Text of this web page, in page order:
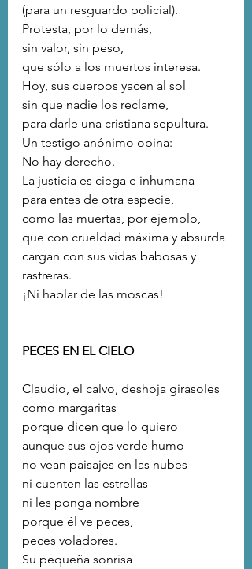
(para un resguardo policial).
Protesta, por lo demás,
sin valor, sin peso,
que sólo a los muertos interesa.
Hoy, sus cuerpos yacen al sol
sin que nadie los reclame,
para darle una cristiana sepultura.
Un testigo anónimo opina:
No hay derecho.
La justicia es ciega e inhumana
para entes de otra especie,
como las muertas, por ejemplo,
que con crueldad máxima y absurda
cargan con sus vidas babosas y
rastreras.
¡Ni hablar de las moscas!
PECES EN EL CIELO
Claudio, el calvo, deshoja girasoles
como margaritas
porque dicen que lo quiero
aunque sus ojos verde humo
no vean paisajes en las nubes
ni cuenten las estrellas
ni les ponga nombre
porque él ve peces,
peces voladores.
Su pequeña sonrisa